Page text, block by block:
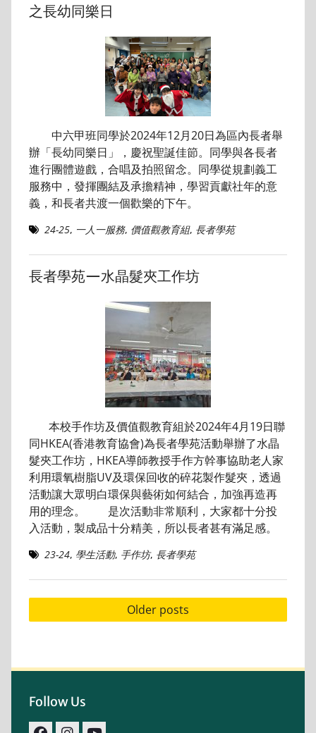
之長幼同樂日
中六甲班同學於2024年12月20日為區內長者舉
辦「長幼同樂日」，慶祝聖誕佳節。同學與各長者
進行團體遊戲，合唱及拍照留念。同學從規劃義工
服務中，發揮團結及承擔精神，學習貢獻社年的意
義，和長者共渡一個歡樂的下午。
24-25, 一人一服務, 價值觀教育組, 長者學苑
長者學苑—水晶髮夾工作坊
本校手作坊及價值觀教育組於2024年4月19日聯
同HKEA(香港教育協會)為長者學苑活動舉辦了水晶
髮夾工作坊，HKEA導師教授手作方幹事協助老人家
利用環氧樹脂UV及環保回收的碎花製作髮夾，透過
活動讓大眾明白環保與藝術如何結合，加強再造再
用的理念。 是次活動非常順利，大家都十分投
入活動，製成品十分精美，所以長者甚有滿足感。
23-24, 學生活動, 手作坊, 長者學苑
Posts
navigation
Older posts
Follow Us